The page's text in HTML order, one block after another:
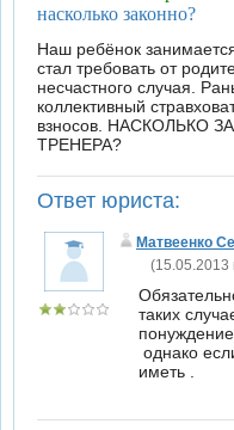
насколько законно?
Наш ребёнок
стал требовать от
несчастного случая.
коллективный
взносов. НАСКОЛЬКО
ТРЕНЕРА?
Ответ юриста:
Матвеенко
(15.05.2013
таких
однако
иметь .